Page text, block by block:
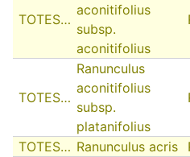
TOTES…
aconitifolius
subsp.
aconitifolius
TOTES…
Ranunculus
aconitifolius
subsp.
platanifolius
TOTES… Ranunculus acris